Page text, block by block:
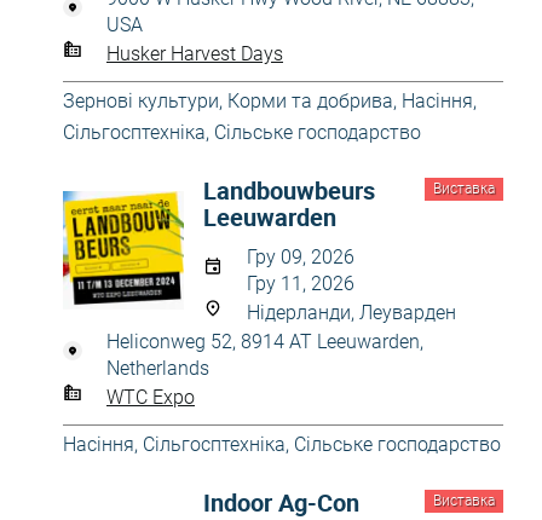
USA
Husker Harvest Days
Зернові культури, Корми та добрива, Насіння,
Сільгосптехніка, Сільське господарство
Виставка
Landbouwbeurs
Leeuwarden
Гру 09, 2026
Гру 11, 2026
Нідерланди, Леуварден
Heliconweg 52, 8914 AT Leeuwarden,
Netherlands
WTC Expo
Насіння, Сільгосптехніка, Сільське господарство
Виставка
Indoor Ag-Con